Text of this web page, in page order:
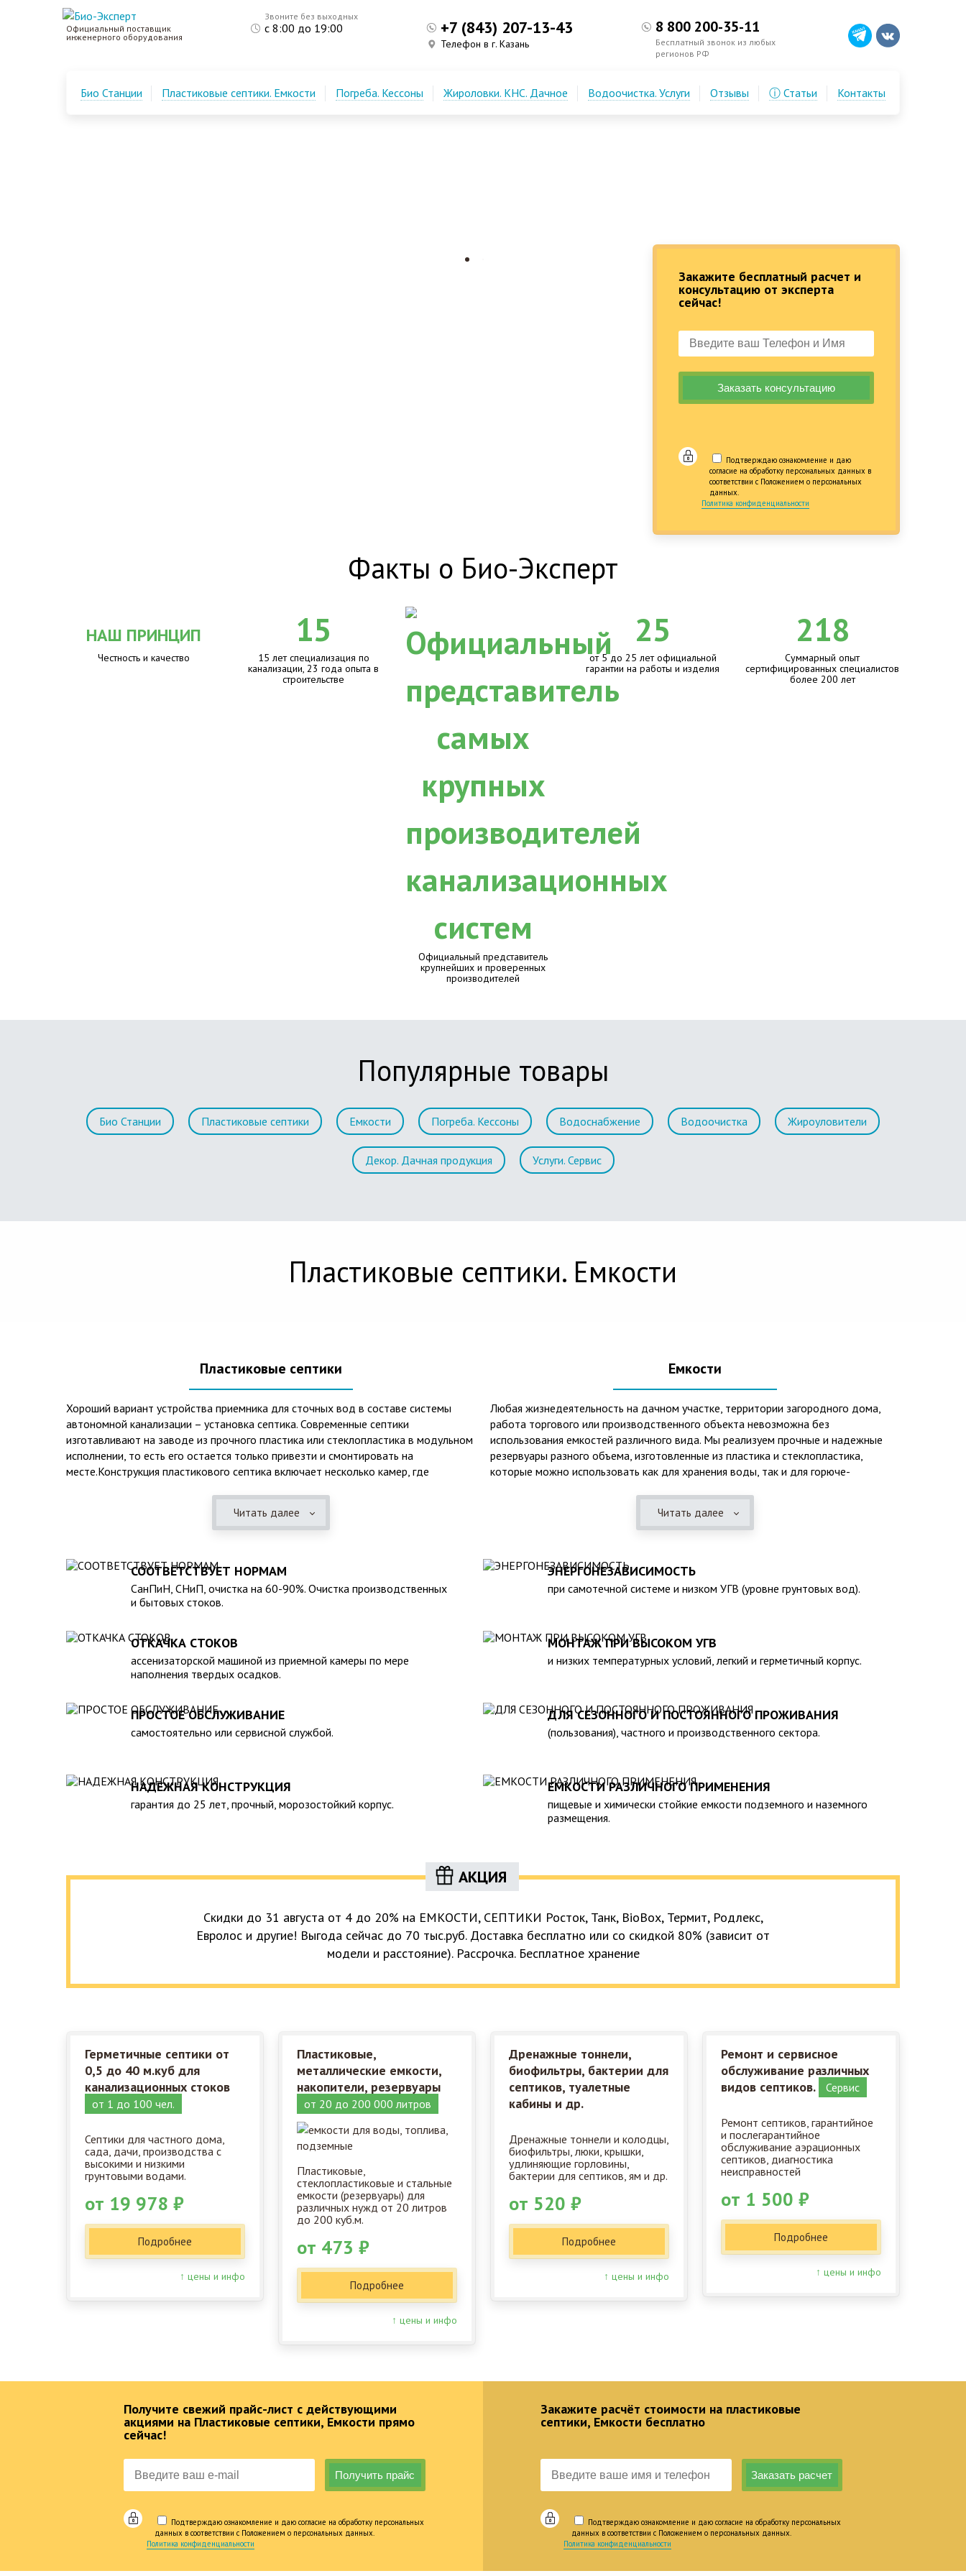
Закажите бесплатный расчет и
консультацию от эксперта
сейчас!
Подтверждаю ознакомление и даю
согласие на обработку персональных данных в
соответствии с Положением о персональных
данных.
Политика конфиденциальности
Официальный поставщик
инженерного оборудования
Звоните без выходных
с 8:00 до 19:00 +7 (843) 207-13-43
Телефон в г. Казань
8 800 200-35-11
Бесплатный звонок из любых
регионов РФ
Био Станции Пластиковые септики. Емкости Погреба. Кессоны Жироловки. КНС. Дачное Водоочистка. Услуги Отзывы ⓘ Статьи Контакты
Факты о Био-Эксперт
НАШ ПРИНЦИП
Честность и качество
15
15 лет специализация по
канализации, 23 года опыта в
строительстве
Официальный представитель
крупнейших и проверенных
производителей
25
от 5 до 25 лет официальной
гарантии на работы и изделия
218
Суммарный опыт
сертифицированных специалистов
более 200 лет
Популярные товары
Био Станции Пластиковые септики Емкости Погреба. Кессоны Водоснабжение Водоочистка Жироуловители
Декор. Дачная продукция Услуги. Сервис
Пластиковые септики. Емкости
Пластиковые септики
Хороший вариант устройства приемника для сточных вод в составе системы
автономной канализации – установка септика. Современные септики
изготавливают на заводе из прочного пластика или стеклопластика в модульном
исполнении, то есть его остается только привезти и смонтировать на
месте.Конструкция пластикового септика включает несколько камер, где
эксплуатационные качества: 1. Прочный корпус способен выдержать давление
грунта даже в незаполненном состоянии. 2. Не подвержен коррозии под
или грунтовых водах. 3. Может эксплуатироваться при больших перепадах
температур и любом морозе в зимнее время. 4. Герметичен, что исключает
неприятные запахи и позволяет эксплуатацию при высоком уровне грунтовых
монтаже и обслуживании. 7. Надежен и долговечен.Следует отметить
необходимость периодической очистки септика с помощью ассенизаторской
службы, для чего при его установке необходимо предусмотреть удобный
подъезд для машины. При подборе септика нужно рассчитать объем стоков в
Читать далее
Емкости
Любая жизнедеятельность на дачном участке, территории загородного дома,
работа торгового или производственного объекта невозможна без
использования емкостей различного вида. Мы реализуем прочные и надежные
резервуары разного объема, изготовленные из пластика и стеклопластика,
которые можно использовать как для хранения воды, так и для горюче-
пластиковых емкостей: 1. Неподверженность коррозии, устойчивость к
воздействию любых агрессивных веществ. 2. Возможность использования при
3. Долговечность – срок эксплуатации исчисляется десятками лет. 4.
Несложность монтажа – емкость устанавливается на подготовленном месте в
течение нескольких часов. 5. Простота обслуживания.В ассортименте продукции,
также другие пластиковые и стеклопластиковые изделия, изготовленные в
полном соответствии с Государственными стандартами, санитарно-
гигиеническими и другими нормативами.
Читать далее
СООТВЕТСТВУЕТ НОРМАМ
СанПиН, СНиП, очистка на 60-90%. Очистка производственных
и бытовых стоков.
ЭНЕРГОНЕЗАВИСИМОСТЬ
при самотечной системе и низком УГВ (уровне грунтовых вод).
ОТКАЧКА СТОКОВ
ассенизаторской машиной из приемной камеры по мере
наполнения твердых осадков.
МОНТАЖ ПРИ ВЫСОКОМ УГВ
и низких температурных условий, легкий и герметичный корпус.
ПРОСТОЕ ОБСЛУЖИВАНИЕ
самостоятельно или сервисной службой.
ДЛЯ СЕЗОННОГО И ПОСТОЯННОГО ПРОЖИВАНИЯ
(пользования), частного и производственного сектора.
НАДЕЖНАЯ КОНСТРУКЦИЯ
гарантия до 25 лет, прочный, морозостойкий корпус.
ЕМКОСТИ РАЗЛИЧНОГО ПРИМЕНЕНИЯ
пищевые и химически стойкие емкости подземного и наземного
размещения.
АКЦИЯ
Скидки до 31 августа от 4 до 20% на ЕМКОСТИ, СЕПТИКИ Росток, Танк, BioBox, Термит, Родлекс,
Евролос и другие! Выгода сейчас до 70 тыс.руб. Доставка бесплатно или со скидкой 80% (зависит от
модели и расстояние). Рассрочка. Бесплатное хранение
Герметичные септики от
0,5 до 40 м.куб для
канализационных стоков
от 1 до 100 чел.
Септики для частного дома,
сада, дачи, производства с
высокими и низкими
грунтовыми водами.
от 19 978 ₽
Подробнее
↑ цены и инфо
Пластиковые,
металлические емкости,
накопители, резервуары
от 20 до 200 000 литров
Пластиковые,
стеклопластиковые и стальные
емкости (резервуары) для
различных нужд от 20 литров
до 200 куб.м.
от 473 ₽
Подробнее
↑ цены и инфо
Дренажные тоннели,
биофильтры, бактерии для
септиков, туалетные
кабины и др.
Дренажные тоннели и колодцы,
биофильтры, люки, крышки,
удлиняющие горловины,
бактерии для септиков, ям и др.
от 520 ₽
Подробнее
↑ цены и инфо
Ремонт и сервисное
обслуживание различных
видов септиков.
Сервис
Ремонт септиков, гарантийное
и послегарантийное
обслуживание аэрационных
септиков, диагностика
неисправностей
от 1 500 ₽
Подробнее
↑ цены и инфо
Получите свежий прайс-лист с действующими
акциями на Пластиковые септики, Емкости прямо
сейчас!
Подтверждаю ознакомление и даю согласие на обработку персональных
данных в соответствии с Положением о персональных данных.
Политика конфиденциальности
Закажите расчёт стоимости на пластиковые
септики, Емкости бесплатно
Подтверждаю ознакомление и даю согласие на обработку персональных
данных в соответствии с Положением о персональных данных.
Политика конфиденциальности